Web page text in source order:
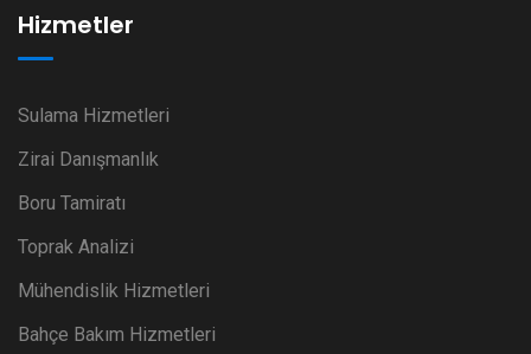
Hizmetler
Sulama Hizmetleri
Zirai Danışmanlık
Boru Tamiratı
Toprak Analizi
Mühendislik Hizmetleri
Bahçe Bakım Hizmetleri